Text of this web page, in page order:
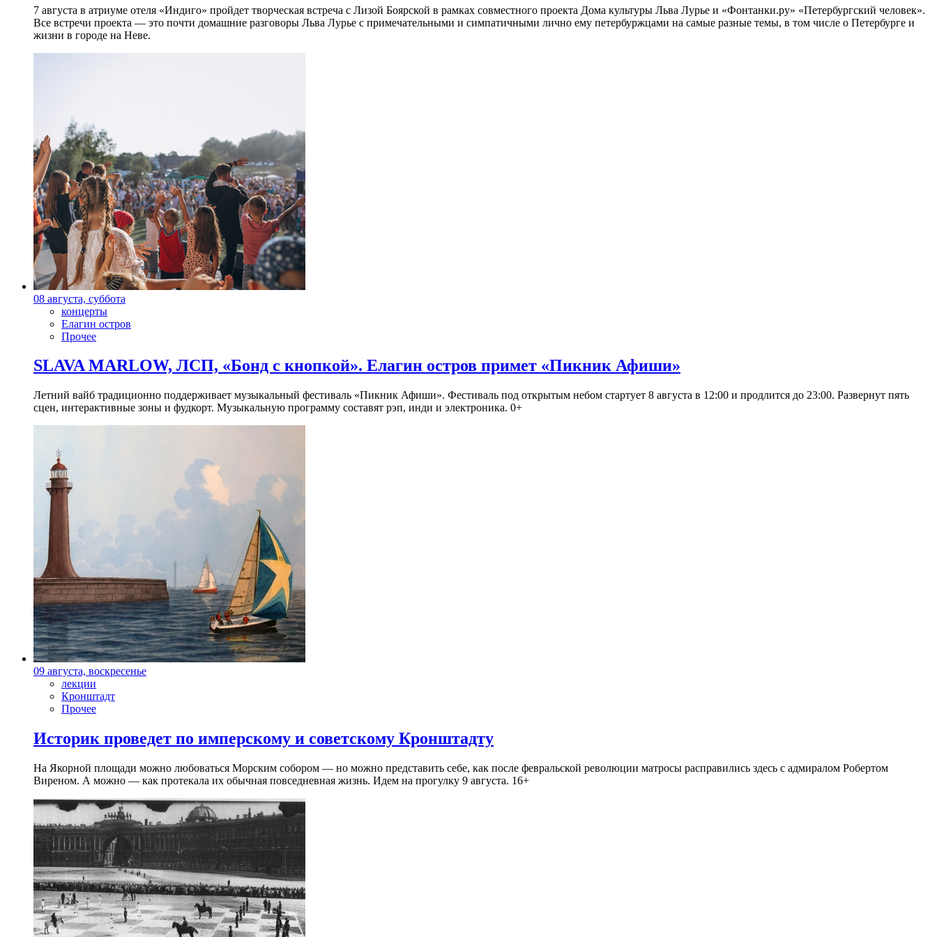
7 августа в атриуме отеля «Индиго» пройдет творческая встреча с Лизой Боярской в рамках совместного проекта Дома культуры Льва Лурье и «Фонтанки.ру» «Петербургский человек».
Все встречи проекта — это почти домашние разговоры Льва Лурье с примечательными и симпатичными лично ему петербуржцами на самые разные темы, в том числе о Петербурге и
жизни в городе на Неве.
08 августа, суббота
концерты
Елагин остров
Прочее
SLAVA MARLOW, ЛСП, «Бонд с кнопкой». Елагин остров примет «Пикник Афиши»
Летний вайб традиционно поддерживает музыкальный фестиваль «Пикник Афиши». Фестиваль под открытым небом стартует 8 августа в 12:00 и продлится до 23:00. Развернут пять
сцен, интерактивные зоны и фудкорт. Музыкальную программу составят рэп, инди и электроника. 0+
09 августа, воскресенье
лекции
Кронштадт
Прочее
Историк проведет по имперскому и советскому Кронштадту
На Якорной площади можно любоваться Морским собором — но можно представить себе, как после февральской революции матросы расправились здесь с адмиралом Робертом
Виреном. А можно — как протекала их обычная повседневная жизнь. Идем на прогулку 9 августа. 16+